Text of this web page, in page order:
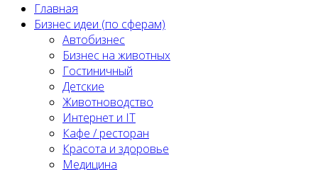
Главная
Бизнес идеи (по сферам)
Автобизнес
Бизнес на животных
Гостиничный
Детские
Животноводство
Интернет и IT
Кафе / ресторан
Красота и здоровье
Медицина